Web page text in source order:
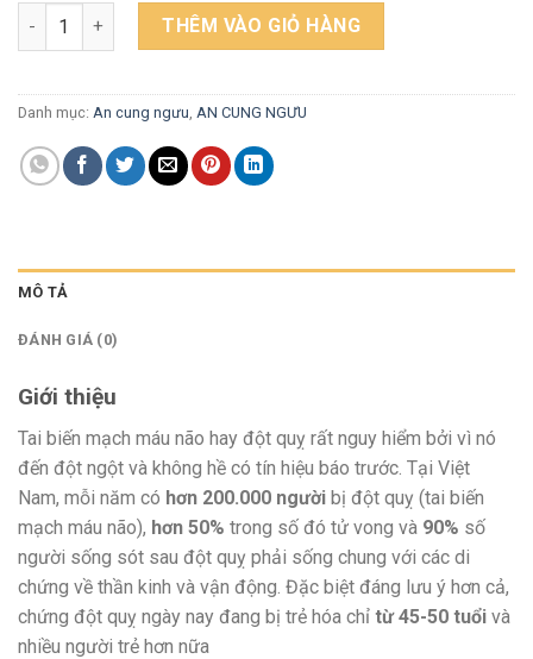
An Cung Ngưu Hoàng Hoàn Samsung Hộp Giấy – 60 Viên số
THÊM VÀO GIỎ HÀNG
Danh mục: An cung ngưu, AN CUNG NGƯU
MÔ TẢ
ĐÁNH GIÁ (0)
Giới thiệu
Tai biến mạch máu não hay đột quỵ rất nguy hiểm bởi vì nó
đến đột ngột và không hề có tín hiệu báo trước. Tại Việt
Nam, mỗi năm có hơn 200.000 người bị đột quỵ (tai biến
mạch máu não), hơn 50% trong số đó tử vong và 90% số
người sống sót sau đột quỵ phải sống chung với các di
chứng về thần kinh và vận động. Đặc biệt đáng lưu ý hơn cả,
chứng đột quỵ ngày nay đang bị trẻ hóa chỉ từ 45-50 tuổi và
nhiều người trẻ hơn nữa